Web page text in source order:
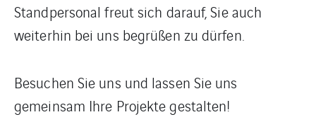
Standpersonal freut sich darauf, Sie auch
weiterhin bei uns begrüßen zu dürfen.
Besuchen Sie uns und lassen Sie uns
gemeinsam Ihre Projekte gestalten!